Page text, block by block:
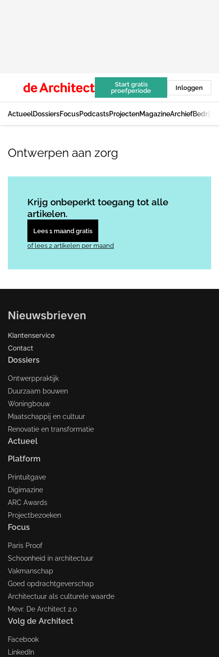
Start gratis
proefperiode
Inloggen
ActueelDossiersFocusPodcastsProjectenMagazineArchief
Ontwerpen aan zorg
Krijg onbeperkt toegang tot alle
artikelen.
Lees 1 maand gratis
of lees 2 artikelen per maand
Nieuwsbrieven
Klantenservice
Contact
Dossiers
Ontwerppraktijk
Duurzaam bouwen
Woningbouw
Maatschappij en cultuur
Renovatie en transformatie
Actueel
Platform
Printuitgave
Digimazine
ARC Awards
Projectbezoeken
Focus
Paris Proof
Schoonheid in architectuur
Vakmanschap
Goed opdrachtgeverschap
Architectuur als culturele waarde
Mevr. De Architect 2.0
Volg de Architect
Facebook
LinkedIn